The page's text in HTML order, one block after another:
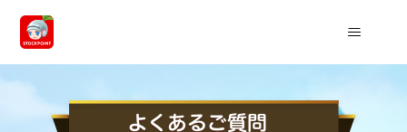
StockPoint for MUFG